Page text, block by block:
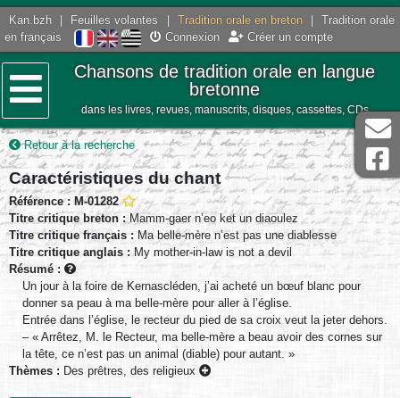
Kan.bzh Feuilles volantes Tradition orale en breton
Tradition orale
en français
Connexion Créer un compte
Menu
Chansons de tradition orale en langue
bretonne
dans les livres, revues, manuscrits, disques, cassettes, CDs
Retour à la recherche
Caractéristiques du chant
Référence : M-01282
Titre critique breton : Mamm-gaer n’eo ket un diaoulez
Titre critique français : Ma belle-mère n’est pas une diablesse
Titre critique anglais : My mother-in-law is not a devil
Résumé :
Un jour à la foire de Kernascléden, j’ai acheté un bœuf blanc pour
donner sa peau à ma belle-mère pour aller à l’église.
Entrée dans l’église, le recteur du pied de sa croix veut la jeter dehors.
– « Arrêtez, M. le Recteur, ma belle-mère a beau avoir des cornes sur
la tête, ce n’est pas un animal (diable) pour autant. »
Thèmes : Des prêtres, des religieux